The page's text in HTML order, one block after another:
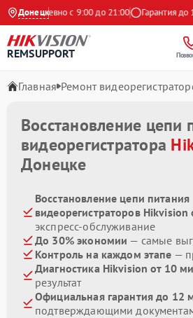
Донецк
Ежедневно с 9:00 до 21:00 Гарантия до 1
REMSUPPORT
Главная Ремонт
Восстановление цепи
видеорегистратора
Донецке
Восстановление цепи питания
видеорегистраторов Hikvision
экспресс-обслуживание
До 30% экономии — самые
Контроль на каждом этапе —
Диагностика Hikvision от 10
результат
Официальная гарантия до 12
подтверждающими